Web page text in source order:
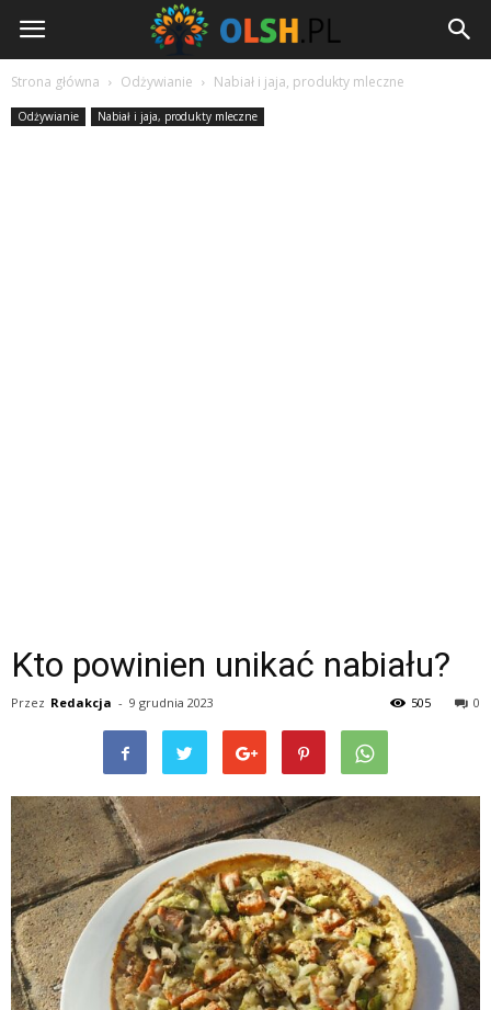
Olsh.pl
Strona główna Odżywianie Nabiał i jaja, produkty mleczne
Odżywianie Nabiał i jaja, produkty mleczne
Kto powinien unikać nabiału?
Przez Redakcja - 9 grudnia 2023 0
505